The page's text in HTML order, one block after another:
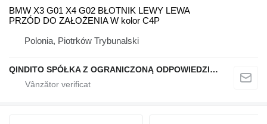
BMW X3 G01 X4 G02 BŁOTNIK LEWY LEWA
PRZÓD DO ZAŁOŻENIA W kolor C4P
Polonia, Piotrków Trybunalski
QINDITO SPÓŁKA Z OGRANICZONĄ ODPOWIEDZIALNOŚCIĄ